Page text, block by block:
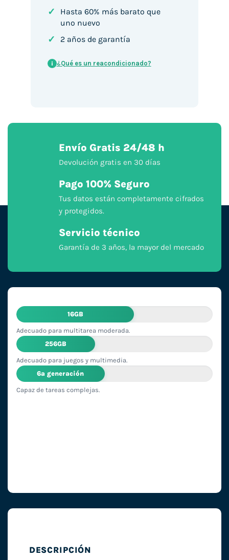
✓
Hasta 60% más barato que
uno nuevo
✓ 2 años de garantía
i ¿Qué es un reacondicionado?
Envío Gratis 24/48 h
Devolución gratis en 30 días
Pago 100% Seguro
Tus datos están completamente cifrados
y protegidos.
Servicio técnico
Garantía de 3 años, la mayor del mercado
16GB
Adecuado para multitarea moderada.
256GB
Adecuado para juegos y multimedia.
6ª generación
Capaz de tareas complejas.
DESCRIPCIÓN